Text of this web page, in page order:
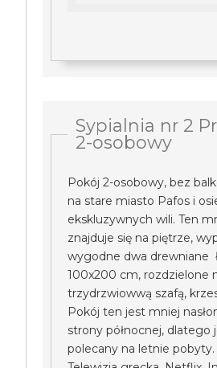
Sypialnia nr 2
2-osobowy
Pokój 2-osobowy, bez
na stare miasto Pafos i
ekskluzywnych wili. Ten
znajduje się na piętrze,
wygodne dwa drewniane
100x200 cm, rozdzielone
trzydrzwiowwą szafą,
Pokój ten jest mniej
strony północnej, dlatego
polecany na letnie pobyty.